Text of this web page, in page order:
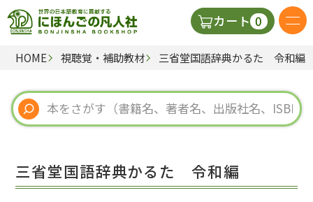
カート 0
日本語の教科書
視聴覚・補助教材
教師用参考書
HOME 視聴覚・補助教材 三省堂国語辞典かるた 令和編
三省堂国語辞典かるた 令和編